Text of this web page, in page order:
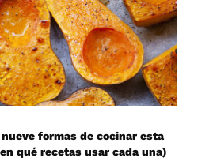
formas de cocinar esta
qué recetas usar cada una)